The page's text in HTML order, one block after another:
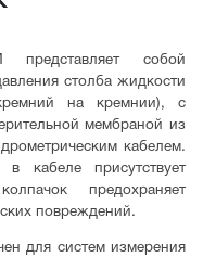
представляет собой
столба жидкости
на кремнии), с
мембраной из
кабелем.
кабеле присутствует
предохраняет
повреждений.
для систем измерения